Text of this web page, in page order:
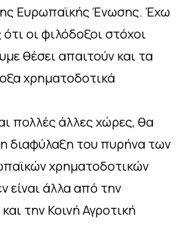
Ευρωπαϊκής Ένωσης. Έχω
οι φιλόδοξοι στόχοι
θέσει απαιτούν και τα
χρηματοδοτικά
πολλές άλλες χώρες, θα
διαφύλαξη του πυρήνα των
χρηματοδοτικών
είναι άλλα από την
την Κοινή Αγροτική